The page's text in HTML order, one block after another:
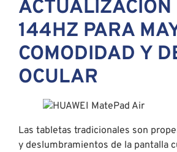
ACTUALIZACIÓN
144HZ PARA
COMODIDAD Y
OCULAR
Las tabletas tradicionales son
y deslumbramientos de la pantalla